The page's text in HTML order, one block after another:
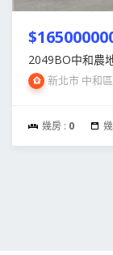
2049BO中和農
新北市 中和
幾房 : 0